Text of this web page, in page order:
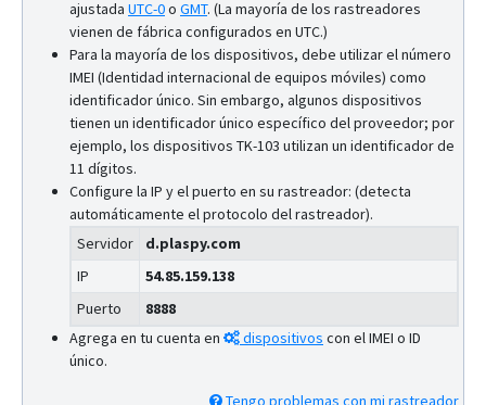
ajustada UTC-0o GMT. (La mayoría de los rastreadores
vienen de fábrica configurados en UTC.)
Para la mayoría de los dispositivos, debe utilizar el número
IMEI (Identidad internacional de equipos móviles) como
identificador único. Sin embargo, algunos dispositivos
tienen un identificador único específico del proveedor; por
ejemplo, los dispositivos TK-103 utilizan un identificador de
11 dígitos.
Configure la IP y el puerto en su rastreador: (detecta
automáticamente el protocolo del rastreador).
Servidor
d.plaspy.com
IP
54.85.159.138
Puerto
8888
Agrega en tu cuenta en
dispositivos con el IMEI o ID
único.
Tengo problemas con mi rastreador